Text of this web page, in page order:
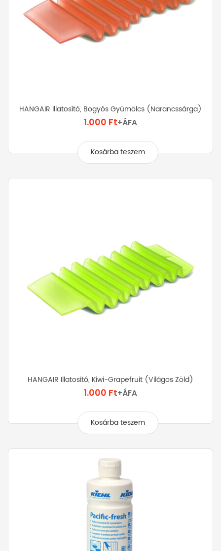
HANGAIR Illatosító, Bogyós Gyümölcs (narancssárga)
1.000 Ft+ÁFA
Kosárba teszem
HANGAIR Illatosító, Kiwi-Grapefruit (világos Zöld)
1.000 Ft+ÁFA
Kosárba teszem